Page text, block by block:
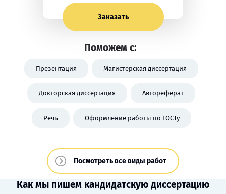
Заказать
Поможем с:
Презентация Магистерская диссертация
Докторская диссертация Автореферат
Речь Оформление работы по ГОСТу
Посмотреть все виды работ
Как мы пишем кандидатскую диссертацию